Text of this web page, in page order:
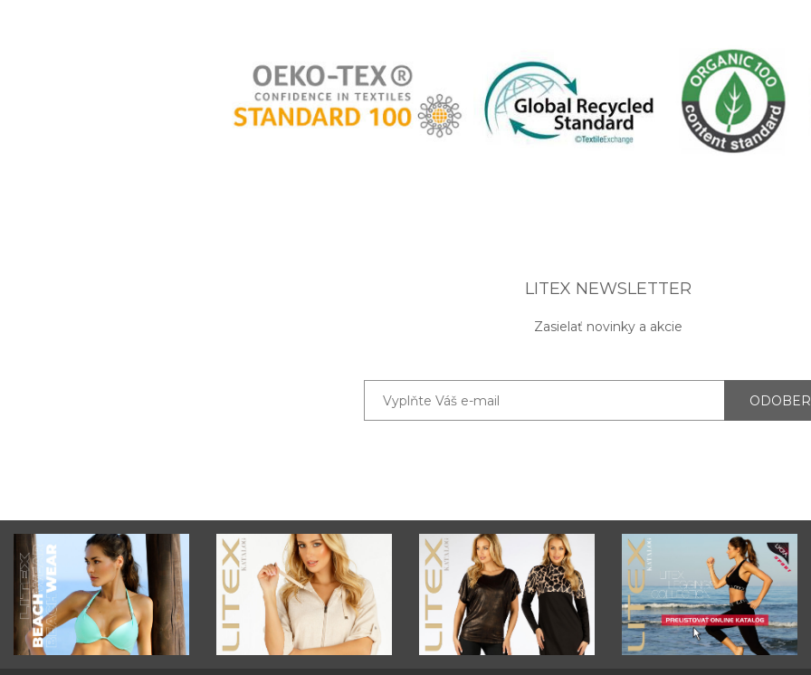
LITEX NEWSLETTER
Zasielať novinky a akcie